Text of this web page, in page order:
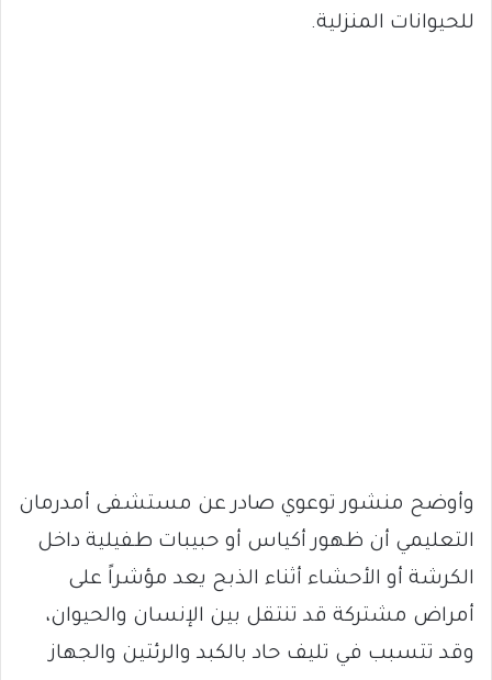
للحيوانات المنزلية.
وأوضح منشور توعوي صادر عن مستشفى أمدرمان
التعليمي أن ظهور أكياس أو حبيبات طفيلية داخل
الكرشة أو الأحشاء أثناء الذبح يعد مؤشراً على
أمراض مشتركة قد تنتقل بين الإنسان والحيوان،
وقد تتسبب في تليف حاد بالكبد والرئتين والجهاز